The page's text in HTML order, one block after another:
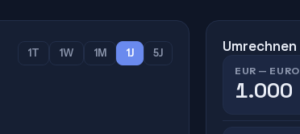
1T 1W 1M 1J 5J Umrechnen
EUR — EURO